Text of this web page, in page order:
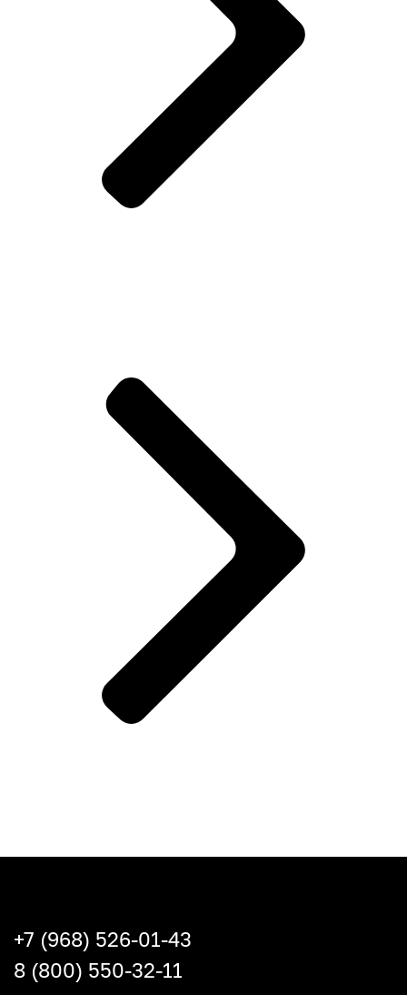
+7 (968) 526-01-43
8 (800) 550-32-11